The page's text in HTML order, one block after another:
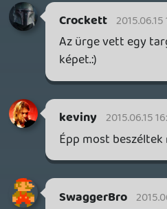
Azért remélem nem a Paks-i
hűtésrendszert felügyeled 😃
2015.06.15 16:22:53
csavar 2015.06.15 16:24:48
Hallható, de kamerakép nem
Warhawk
gabi1818 2015.06.15 16:24:19
A trollok meg visítva hánytak
teherautóra! 😃 Them